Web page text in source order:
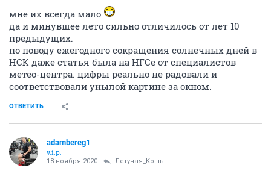
мне их всегда мало
да и минувшее лето сильно отличилось от лет 10
предыдущих.
по поводу ежегодного сокращения солнечных дней в
НСК даже статья была на НГСе от специалистов
метео-центра. цифры реально не радовали и
соответствовали унылой картине за окном.
ОТВЕТИТЬ
adambereg1
v.i.p.
18 ноября 2020 Летучая_Кошь